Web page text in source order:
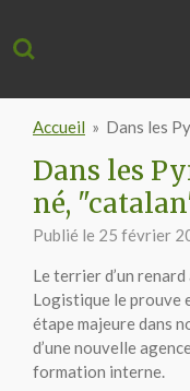
au
Accueil » Dans les
Dans les
né,
Publié le 25 février
Le terrier d’un
Logistique le prouve
étape majeure dans
d’une nouvelle
formation interne.